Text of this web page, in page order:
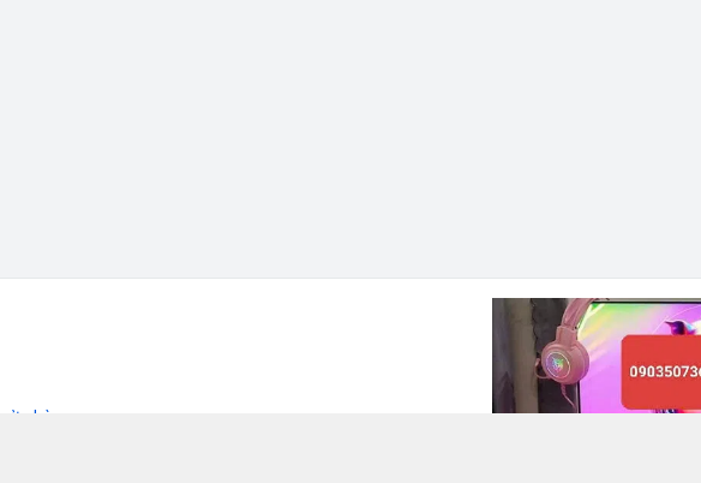
cửa hàng